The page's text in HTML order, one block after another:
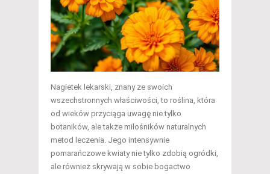
Nagietek lekarski, znany ze swoich
wszechstronnych właściwości, to roślina, która
od wieków przyciąga uwagę nie tylko
botaników, ale także miłośników naturalnych
metod leczenia. Jego intensywnie
pomarańczowe kwiaty nie tylko zdobią ogródki,
ale również skrywają w sobie bogactwo